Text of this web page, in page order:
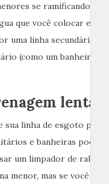
se ramificando.
que você colocar em
uma linha secundária, é
(como um banheiro
lenta
sua linha de esgoto
e banheiras
um limpador de ralo
menor, mas se você